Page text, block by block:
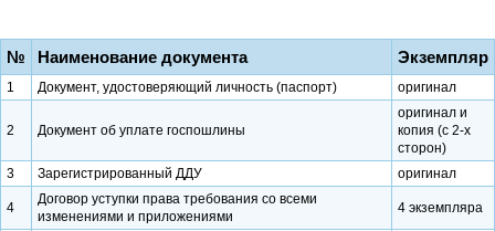
№ Наименование документа Экземпляр
1 Документ, удостоверяющий личность (паспорт) оригинал
2 Документ об уплате госпошлины
оригинал и
копия (с 2-х
сторон)
3
Зарегистрированный ДДУ оригинал
4
Договор уступки права требования со всеми
изменениями и приложениями
4 экземпляра